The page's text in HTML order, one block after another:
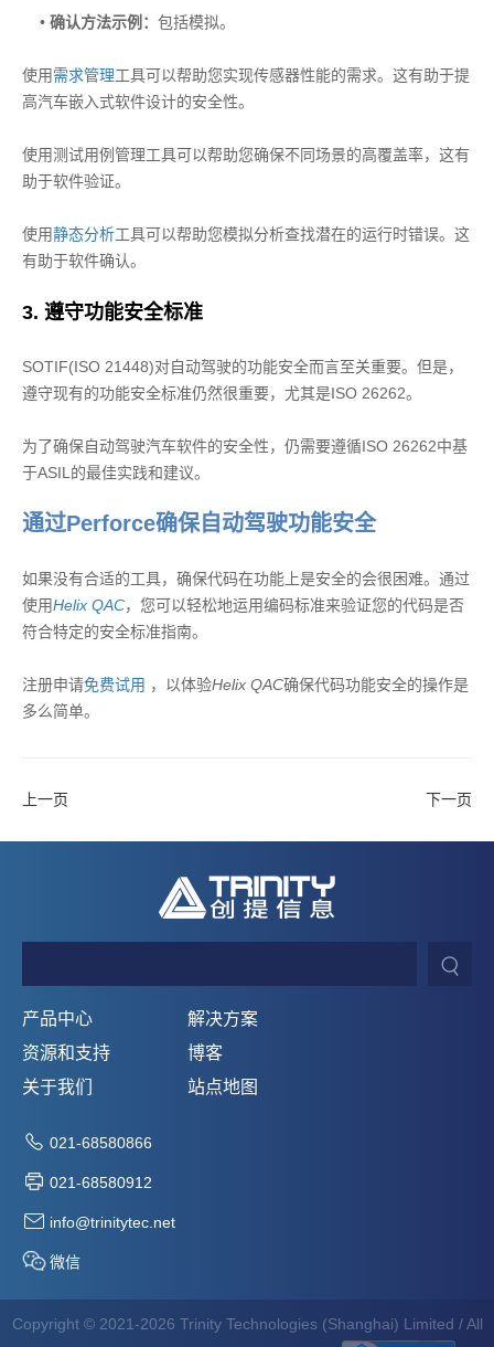
• 确认方法示例： 包括模拟。
使用需求管理工具可以帮助您实现传感器性能的需求。这有助于提
高汽车嵌入式软件设计的安全性。
使用测试用例管理工具可以帮助您确保不同场景的高覆盖率，这有
助于软件验证。
使用静态分析工具可以帮助您模拟分析查找潜在的运行时错误。这
有助于软件确认。
3. 遵守功能安全标准
SOTIF(ISO 21448)对自动驾驶的功能安全而言至关重要。但是，
遵守现有的功能安全标准仍然很重要，尤其是ISO 26262。
为了确保自动驾驶汽车软件的安全性，仍需要遵循ISO 26262中基
于ASIL的最佳实践和建议。
通过Perforce确保自动驾驶功能安全
如果没有合适的工具，确保代码在功能上是安全的会很困难。通过
使用Helix QAC，您可以轻松地运用编码标准来验证您的代码是否
符合特定的安全标准指南。
注册申请免费试用 ，以体验Helix QAC确保代码功能安全的操作是
多么简单。
上一页 下一页
产品中心
解决方案
资源和支持
博客
关于我们
站点地图
021-68580866
021-68580912
info@trinitytec.net
微信
Copyright © 2021-2026 Trinity Technologies (Shanghai) Limited / All